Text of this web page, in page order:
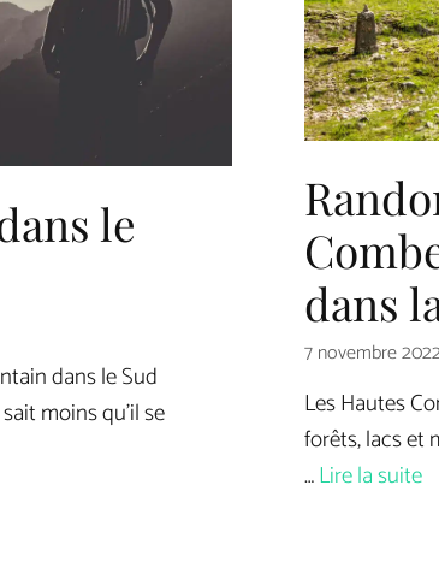
le
dans le Sud
moins qu’il se
dans
7 novembre
Les Hautes
forêts, lacs et
…Lire la suite